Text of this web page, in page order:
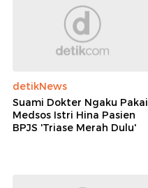
detikNews
Suami Dokter Ngaku Pakai
Medsos Istri Hina Pasien
BPJS 'Triase Merah Dulu'